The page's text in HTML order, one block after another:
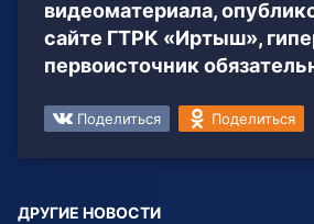
видеоматериала,
сайте ГТРК «Иртыш»,
первоисточник
Поделиться Поделиться
ДРУГИЕ НОВОСТИ